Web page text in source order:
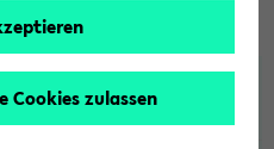
calendar?vz
Cookies zulassen